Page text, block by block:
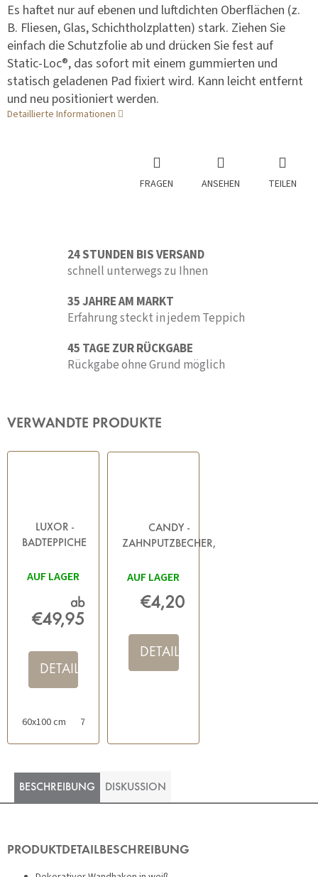
Es haftet nur auf ebenen und luftdichten Oberflächen (z.
B. Fliesen, Glas, Schichtholzplatten) stark. Ziehen Sie
einfach die Schutzfolie ab und drücken Sie fest auf
Static-Loc®, das sofort mit einem gummierten und
statisch geladenen Pad fixiert wird. Kann leicht entfernt
und neu positioniert werden.
Detaillierte Informationen
FRAGEN ANSEHEN TEILEN
24 STUNDEN BIS VERSAND
schnell unterwegs zu Ihnen
35 JAHRE AM MARKT
Erfahrung steckt in jedem Teppich
45 TAGE ZUR RÜCKGABE
Rückgabe ohne Grund möglich
VERWANDTE PRODUKTE
LUXOR -
BADTEPPICHE
AUF LAGER
ab
€49,95
DETAIL
60x100 cm 70x120 cm
CANDY -
ZAHNPUTZBECHER,
AUF LAGER
€4,20
DETAIL
BESCHREIBUNG DISKUSSION
PRODUKTDETAILBESCHREIBUNG